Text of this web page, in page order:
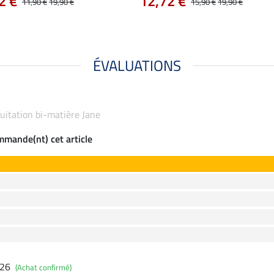
ÉVALUATIONS
bi-matière Jane
cet article
(Achat confirmé)